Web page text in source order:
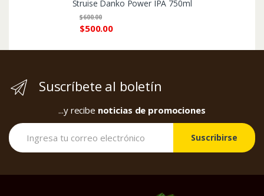
Struise Danko Power IPA 750ml
$500.00
$600.00
Suscríbete al boletín
...y recibe noticias de promociones
Suscribirse